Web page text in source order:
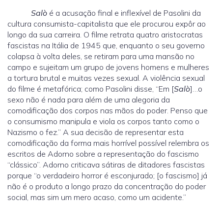
Salò é a acusação final e inflexível de Pasolini da
cultura consumista-capitalista que ele procurou expôr ao
longo da sua carreira. O filme retrata quatro aristocratas
fascistas na Itália de 1945 que, enquanto o seu governo
colapsa à volta deles, se retiram para uma mansão no
campo e sujeitam um grupo de jovens homens e mulheres
a tortura brutal e muitas vezes sexual. A violência sexual
do filme é metafórica; como Pasolini disse, “Em [Salò]…o
sexo não é nada para além de uma alegoria da
comodificação dos corpos nas mãos do poder. Penso que
o consumismo manipula e viola os corpos tanto como o
Nazismo o fez.” A sua decisão de representar esta
comodificação da forma mais horrível possível relembra os
escritos de Adorno sobre a representação do fascismo
“clássico”. Adorno criticava sátiras de ditadores fascistas
porque “o verdadeiro horror é esconjurado; [o fascismo] já
não é o produto a longo prazo da concentração do poder
social, mas sim um mero acaso, como um acidente.”